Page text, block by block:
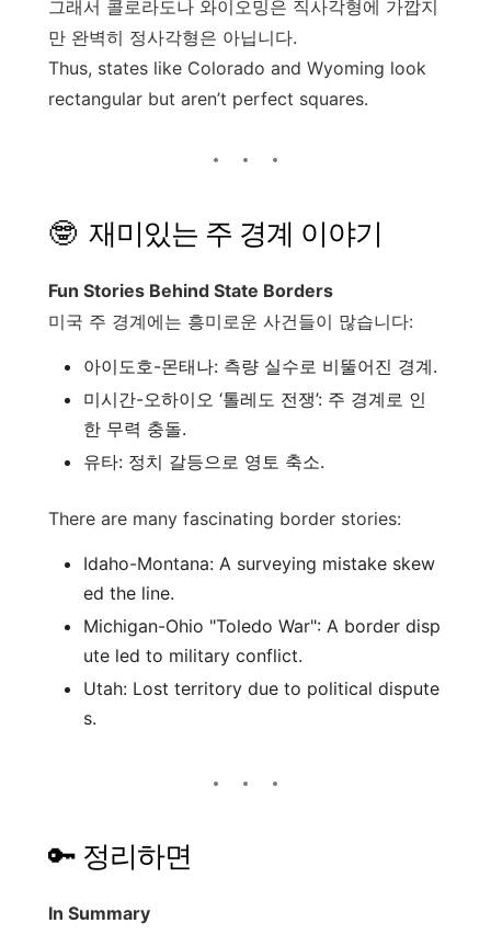
그래서 콜로라도나 와이오밍은 직사각형에 가깝지
만 완벽히 정사각형은 아닙니다.
Thus, states like Colorado and Wyoming look
rectangular but aren’t perfect squares.
🤓 재미있는 주 경계 이야기
Fun Stories Behind State Borders
미국 주 경계에는 흥미로운 사건들이 많습니다:
아이도호-몬태나: 측량 실수로 비뚤어진 경계.
미시간-오하이오 ‘톨레도 전쟁’: 주 경계로 인
한 무력 충돌.
유타: 정치 갈등으로 영토 축소.
There are many fascinating border stories:
Idaho-Montana: A surveying mistake skew
ed the line.
Michigan-Ohio "Toledo War": A border disp
ute led to military conflict.
Utah: Lost territory due to political dispute
s.
🔑 정리하면
In Summary